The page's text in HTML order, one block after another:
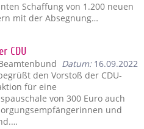
Schaffung von 1.200 neuen
mit der Absegnung…
CDU
Datum:16.09.2022
den Vorstoß der CDU-
für eine
von 300 Euro auch
und